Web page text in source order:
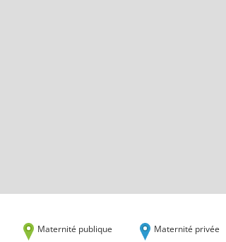
Maternité publique Maternité privée